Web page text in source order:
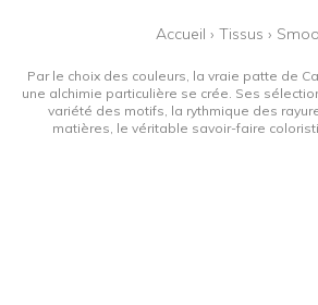
Accueil › Tissus ›
Par le choix des couleurs, la vraie patte de
une alchimie particulière se crée. Ses
variété des motifs, la rythmique des
matières, le véritable savoir-faire